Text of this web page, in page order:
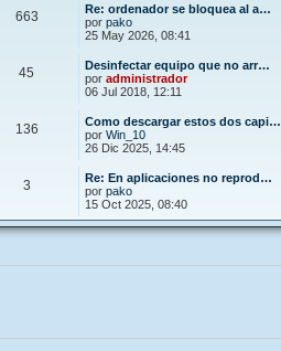
663
Re: ordenador se bloquea al a…
por pako
25 May 2026, 08:41
45
Desinfectar equipo que no arr…
por administrador
06 Jul 2018, 12:11
136
Como descargar estos dos capi…
por Win_10
26 Dic 2025, 14:45
3
Re: En aplicaciones no reprod…
por pako
15 Oct 2025, 08:40